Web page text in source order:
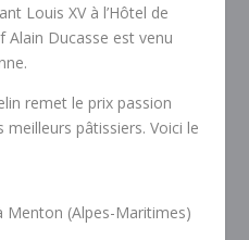
Louis XV à l’Hôtel de
Alain Ducasse est venu
remet le prix passion
pâtissiers. Voici le
Menton (Alpes-Maritimes)